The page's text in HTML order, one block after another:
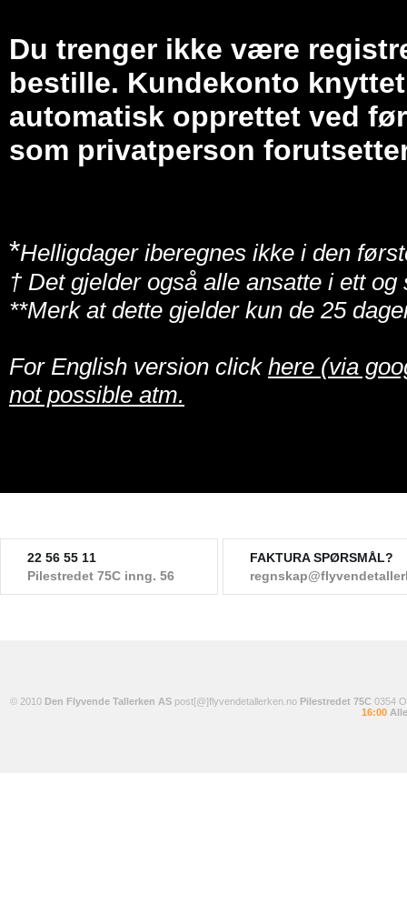
Du trenger ikke være
bestille. Kundekonto
automatisk opprettet ved
som privatperson
*Helligdager iberegnes ikke i den
† Det gjelder også alle ansatte i ett
**Merk at dette gjelder kun de 25
For English version click here (via
not possible atm.
22 56 55 11
Pilestredet 75C inng. 56
FAKTURA SPØRSMÅL?
© 2010 Den Flyvende Tallerken ASpost[@]flyvendetallerken.no Pilestredet 75C 0354
16:00